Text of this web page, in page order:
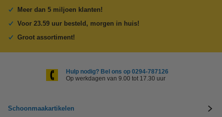
Meer dan 5 miljoen klanten!
Voor 23.59 uur besteld, morgen in huis!
Groot assortiment!
Hulp nodig? Bel ons op 0294-787126
Op werkdagen van 9.00 tot 17.30 uur
Schoonmaakartikelen